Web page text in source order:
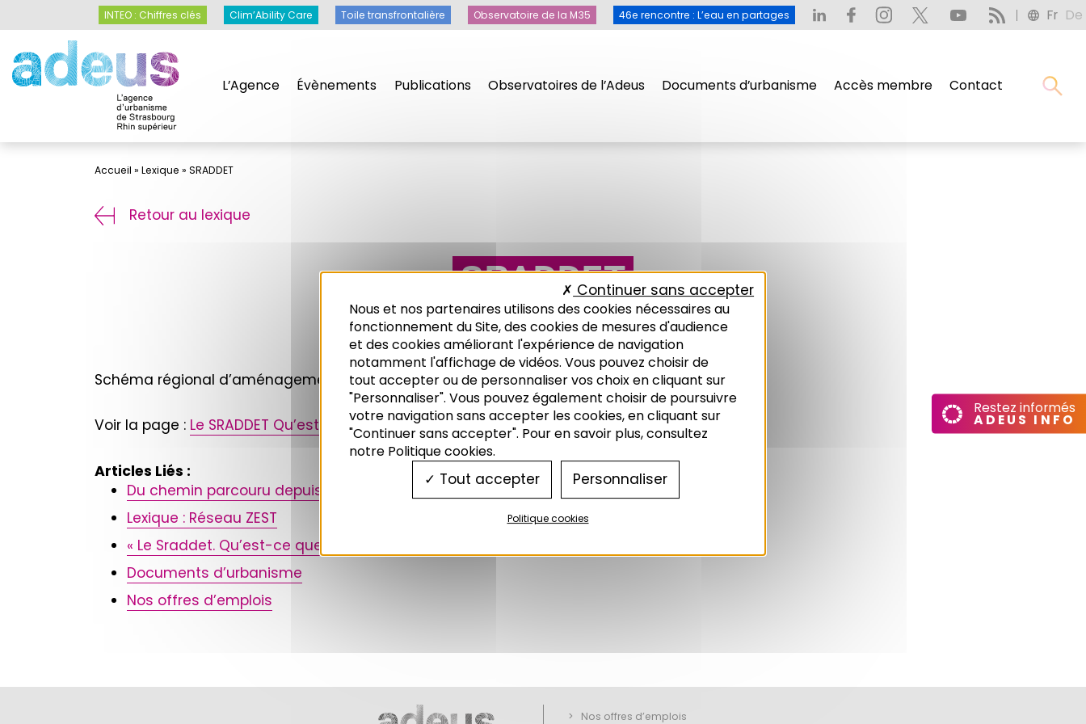
L’Agence Évènements Publications Observatoires de l’Adeus Documents d’urbanisme Accès membre Contact
INTEO : Chiffres clés Clim’Ability Care Toile transfrontalière Observatoire de la M35 46e rencontre : L’eau en partages Fr De
Recherche
Accueil » Lexique » SRADDET
Retour au lexique
SRADDET
Schéma régional d’aménagement et de développement durable et d’égalité des territoires
Voir la page : Le SRADDET Qu’est-ce que c’est ?
Articles Liés :
Du chemin parcouru depuis 1967
Lexique : Réseau ZEST
« Le Sraddet. Qu’est-ce que c’est ? »
Documents d’urbanisme
Nos offres d’emplois
Nos offres d’emplois
Restez informés
ADEUS INFO
Panneau de gestion des cookies
Nous et nos partenaires utilisons des cookies nécessaires au
fonctionnement du Site, des cookies de mesures d'audience
et des cookies améliorant l'expérience de navigation
notamment l'affichage de vidéos. Vous pouvez choisir de
tout accepter ou de personnaliser vos choix en cliquant sur
"Personnaliser". Vous pouvez également choisir de poursuivre
votre navigation sans accepter les cookies, en cliquant sur
"Continuer sans accepter". Pour en savoir plus, consultez
notre Politique cookies.
Tout accepter
Continuer sans accepter
Personnaliser
Politique cookies